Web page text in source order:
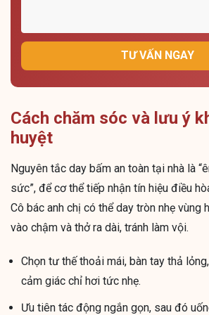
TƯ VẤN NGAY
Cách chăm sóc và lưu ý
huyệt
Nguyên tắc day bấm an toàn tại nhà là
sức”, để cơ thể tiếp nhận tín hiệu điều
Cô bác anh chị có thể day tròn nhẹ vùng
vào chậm và thở ra dài, tránh làm vội.
Chọn tư thế thoải mái, bàn tay thả
cảm giác chỉ hơi tức nhẹ.
Ưu tiên tác động ngắn gọn, sau đó